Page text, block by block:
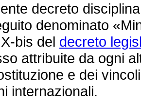
decreto
denominato
bis del decreto
attribuite da ogni
e dei
internazionali.